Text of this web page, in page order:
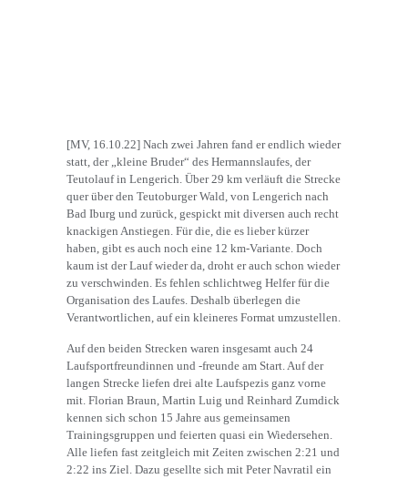
[MV, 16.10.22] Nach zwei Jahren fand er endlich wieder
statt, der „kleine Bruder“ des Hermannslaufes, der
Teutolauf in Lengerich. Über 29 km verläuft die Strecke
quer über den Teutoburger Wald, von Lengerich nach
Bad Iburg und zurück, gespickt mit diversen auch recht
knackigen Anstiegen. Für die, die es lieber kürzer
haben, gibt es auch noch eine 12 km-Variante. Doch
kaum ist der Lauf wieder da, droht er auch schon wieder
zu verschwinden. Es fehlen schlichtweg Helfer für die
Organisation des Laufes. Deshalb überlegen die
Verantwortlichen, auf ein kleineres Format umzustellen.
Auf den beiden Strecken waren insgesamt auch 24
Laufsportfreundinnen und -freunde am Start. Auf der
langen Strecke liefen drei alte Laufspezis ganz vorne
mit. Florian Braun, Martin Luig und Reinhard Zumdick
kennen sich schon 15 Jahre aus gemeinsamen
Trainingsgruppen und feierten quasi ein Wiedersehen.
Alle liefen fast zeitgleich mit Zeiten zwischen 2:21 und
2:22 ins Ziel. Dazu gesellte sich mit Peter Navratil ein